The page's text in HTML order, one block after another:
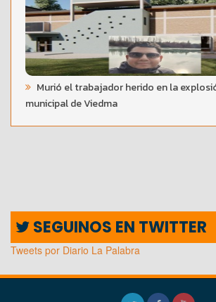
Murió el trabajador herido en la
municipal de Viedma
SEGUINOS EN TWITTER
Tweets por Diario La Palabra